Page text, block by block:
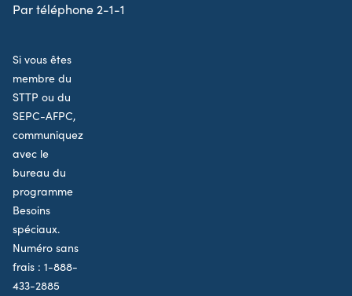
Par téléphone 2-1-1
Si vous êtes
membre du
STTP ou du
SEPC-AFPC,
communiquez
avec le
bureau du
programme
Besoins
spéciaux.
Numéro sans
frais : 1-888-
433-2885